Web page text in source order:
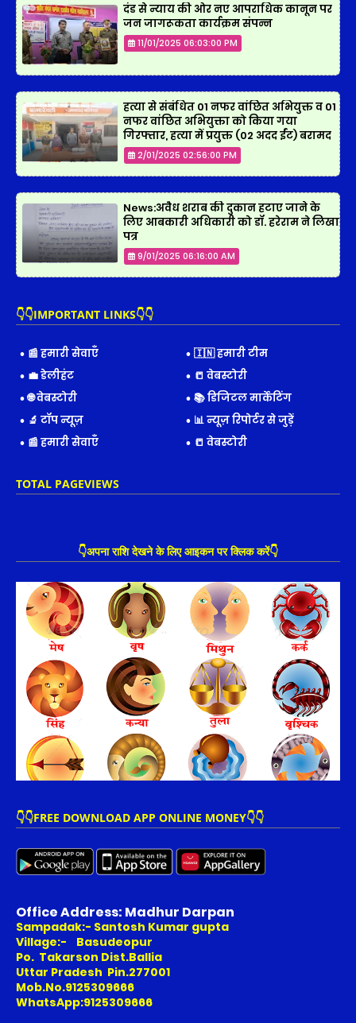
दंड से न्याय की ओर नए आपराधिक कानून पर
जन जागरूकता कार्यक्रम संपन्न
11/01/2025 06:03:00 PM
हत्या से संबंधित 01 नफर वांछित अभियुक्त व 01
नफर वांछित अभियुक्ता को किया गया
गिरफ्तार, हत्या में प्रयुक्त (02 अदद ईंट) बरामद
2/01/2025 02:56:00 PM
News:अवैध शराब की दुकान हटाए जाने के
लिए आबकारी अधिकारी को डॉ. हरेराम ने लिखा
पत्र
9/01/2025 06:16:00 AM
👇👇IMPORTANT LINKS👇👇
📰 हमारी सेवाएँ
🇮🇳 हमारी टीम
💼 डेलीहंट
📒 वेबस्टोरी
🌐 वेबस्टोरी
📚 डिजिटल मार्केटिंग
🔬 टॉप न्यूज़
📊 न्यूज़ रिपोर्टर से जुड़ें
📰 हमारी सेवाएँ
📒 वेबस्टोरी
TOTAL PAGEVIEWS
👇अपना राशि देखने के लिए आइकन पर क्लिक करें👇
👇👇FREE DOWNLOAD APP ONLINE MONEY👇👇
Office Address: Madhur Darpan
Sampadak:- Santosh Kumar gupta
Village:- Basudeopur
Po. Takarson Dist.Ballia
Uttar Pradesh Pin.277001
Mob.No.9125309666
WhatsApp:9125309666